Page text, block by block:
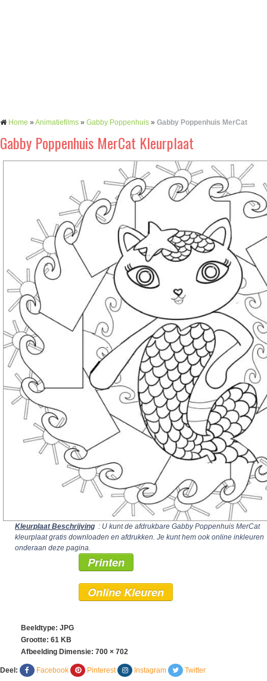
Home »Animatiefilms » Gabby Poppenhuis » Gabby Poppenhuis MerCat
Gabby Poppenhuis MerCat Kleurplaat
Kleurplaat Beschrijving : U kunt de afdrukbare Gabby Poppenhuis MerCat
kleurplaat gratis downloaden en afdrukken. Je kunt hem ook online inkleuren
onderaan deze pagina.
Printen
Online Kleuren
Beeldtype: JPG
Grootte: 61 KB
Afbeelding Dimensie: 700 × 702
Deel: Facebook Pinterest Instagram Twitter